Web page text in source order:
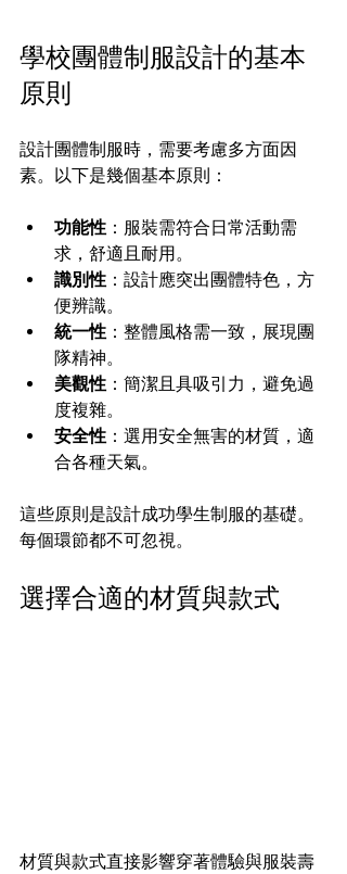
學校團體制服設計的基本
原則
設計團體制服時，需要考慮多方面因
素。以下是幾個基本原則：
功能性 ：服裝需符合日常活動需
求，舒適且耐用。
識別性 ：設計應突出團體特色，方
便辨識。
統一性 ：整體風格需一致，展現團
隊精神。
美觀性 ：簡潔且具吸引力，避免過
度複雜。
安全性 ：選用安全無害的材質，適
合各種天氣。
這些原則是設計成功學生制服的基礎。
每個環節都不可忽視。
選擇合適的材質與款式
材質與款式直接影響穿著體驗與服裝壽